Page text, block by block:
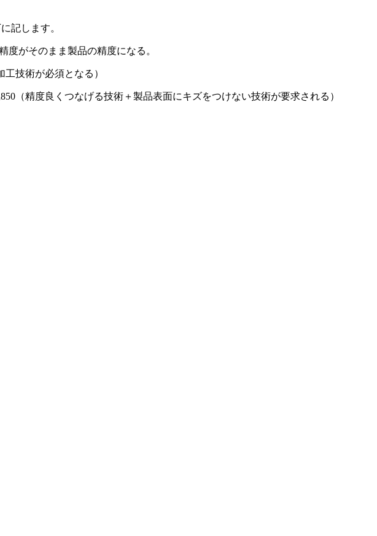
記します。
がそのまま製品の精度になる。
技術が必須となる）
（精度良くつなげる技術＋製品表面にキズをつけない技術が要求される）